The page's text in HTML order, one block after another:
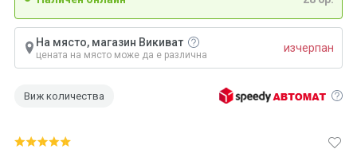
На място, магазин Викиват
цената на място може да е различна
изчерпан
Виж количества